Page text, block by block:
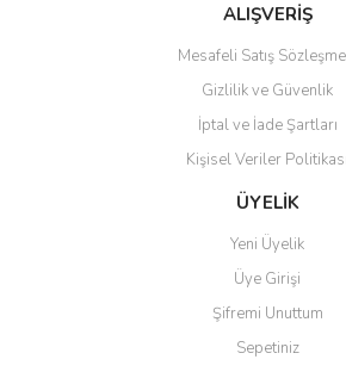
Bu ürüne benzer farklı alternatifler olmalı.
Gönder
ALIŞVERİŞ
Mesafeli Satış
Gizlilik ve Güvenlik
İptal ve İade Şartları
Kişisel Veriler Politikası
ÜYELİK
Yeni Üyelik
Üye Girişi
Şifremi Unuttum
Sepetiniz